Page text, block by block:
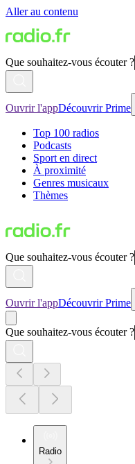
Aller au contenu
Que souhaitez-vous écouter ?
Ouvrir l'appDécouvrir Prime
Top 100 radios
Podcasts
Sport en direct
À proximité
Genres musicaux
Thèmes
Que souhaitez-vous écouter ?
Ouvrir l'appDécouvrir Prime
Que souhaitez-vous écouter ?
Radio